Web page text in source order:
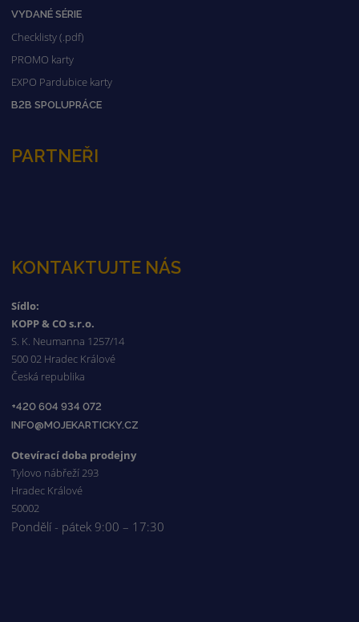
VYDANÉ SÉRIE
Checklisty (.pdf)
PROMO karty
EXPO Pardubice karty
B2B SPOLUPRÁCE
PARTNEŘI
KONTAKTUJTE NÁS
Sídlo:
KOPP & CO s.r.o.
S. K. Neumanna 1257/14
500 02 Hradec Králové
Česká republika
+420 604 934 072
INFO@MOJEKARTICKY.CZ
Otevírací doba prodejny
Tylovo nábřeží 293
Hradec Králové
50002
Pondělí - pátek 9:00 – 17:30